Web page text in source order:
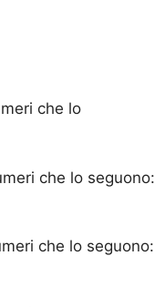
che lo
che lo seguono:
che lo seguono: